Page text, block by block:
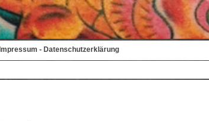
Impressum - Datenschutzerklärung